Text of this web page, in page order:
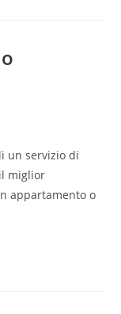
un servizio di
miglior
appartamento o